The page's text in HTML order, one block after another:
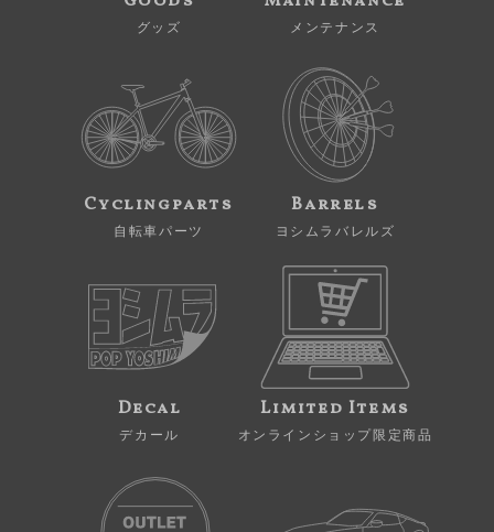
グッズ メンテナンス
Cyclingparts
自転車パーツ
Barrels
ヨシムラバレルズ
Decal
デカール
Limited Items
オンラインショップ限定商品